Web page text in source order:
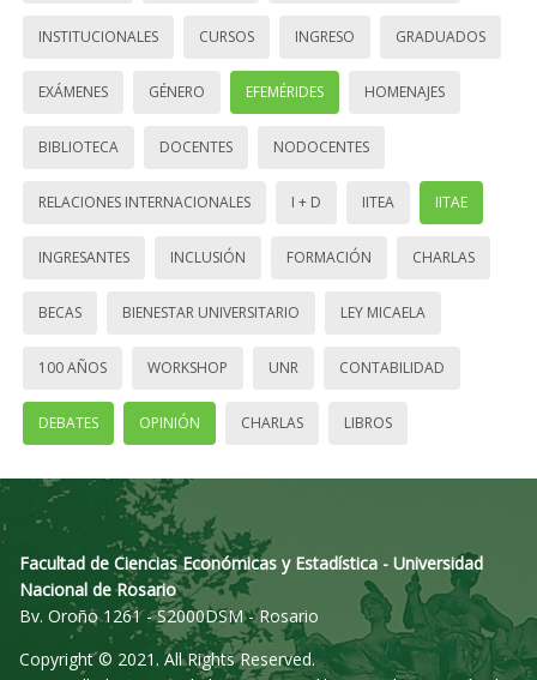
INSTITUCIONALES CURSOS INGRESO GRADUADOS
EXÁMENES GÉNERO EFEMÉRIDES HOMENAJES
BIBLIOTECA DOCENTES NODOCENTES
RELACIONES INTERNACIONALES I + D IITEA IITAE
INGRESANTES INCLUSIÓN FORMACIÓN CHARLAS
BECAS BIENESTAR UNIVERSITARIO LEY MICAELA
100 AÑOS WORKSHOP UNR CONTABILIDAD
DEBATES OPINIÓN CHARLAS LIBROS
Facultad de Ciencias Económicas y Estadística - Universidad
Nacional de Rosario
Bv. Oroño 1261 - S2000DSM - Rosario
Copyright © 2021. All Rights Reserved.